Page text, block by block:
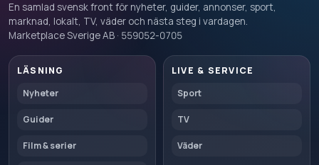
En samlad svensk front för nyheter, guider, annonser, sport,
marknad, lokalt, TV, väder och nästa steg i vardagen.
Marketplace Sverige AB · 559052-0705
LÄSNING
Nyheter
Guider
Film & serier
LIVE & SERVICE
Sport
TV
Väder